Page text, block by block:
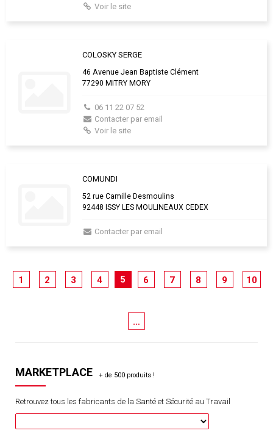
Voir le site
COLOSKY SERGE
46 Avenue Jean Baptiste Clément
77290 MITRY MORY
06 11 22 07 52
Contacter par email
Voir le site
COMUNDI
52 rue Camille Desmoulins
92448 ISSY LES MOULINEAUX CEDEX
Contacter par email
1 2 3 4 5 6 7 8 9 10
…
MARKETPLACE
Retrouvez tous les fabricants de la Santé et Sécurité au Travail